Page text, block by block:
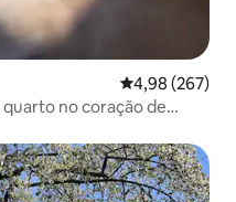
4,98 de uma
4,98 (267)
no coração de
hóspedes